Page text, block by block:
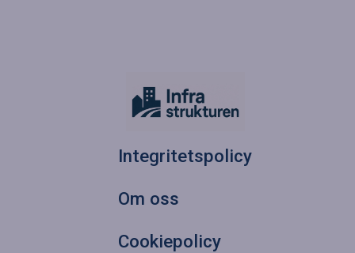
Integritetspolicy
Om oss
Cookiepolicy